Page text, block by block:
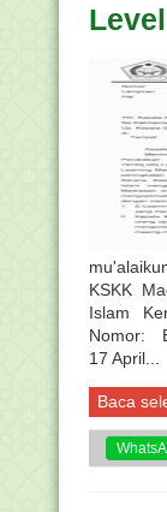
KSKK
Islam
Nomor:
17 April...
Baca